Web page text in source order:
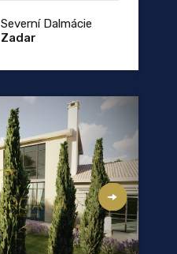
Severní Dalmácie
Zadar